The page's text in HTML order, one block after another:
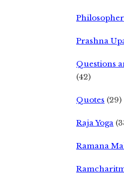
Prashna
Questions
(42)
Quotes (29)
Raja Yoga
Ramana